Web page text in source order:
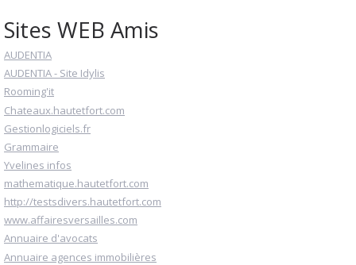
Sites WEB Amis
AUDENTIA
AUDENTIA - Site Idylis
Rooming'it
Chateaux.hautetfort.com
Gestionlogiciels.fr
Grammaire
Yvelines infos
mathematique.hautetfort.com
http://testsdivers.hautetfort.com
www.affairesversailles.com
Annuaire d'avocats
Annuaire agences immobilières